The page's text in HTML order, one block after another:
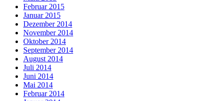
Februar 2015
Januar 2015
Dezember 2014
November 2014
Oktober 2014
September 2014
August 2014
Juli 2014
Juni 2014
Mai 2014
Februar 2014